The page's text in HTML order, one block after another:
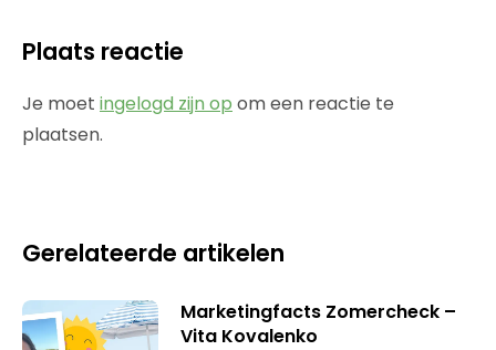
Plaats reactie
Je moet ingelogd zijn op om een reactie te
plaatsen.
Gerelateerde artikelen
Marketingfacts Zomercheck –
Vita Kovalenko